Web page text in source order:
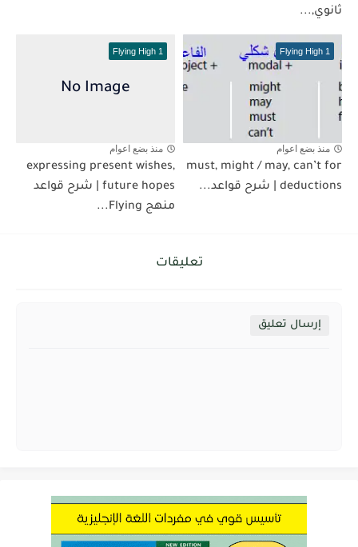
ثانوي,...
Flying High 1
منذ بضع اعوام
must, might / may, can’t for
deductions | شرح قواعد...
Flying High 1
منذ بضع اعوام
expressing present wishes,
future hopes | شرح قواعد
منهج Flying...
تعليقات
إرسال تعليق